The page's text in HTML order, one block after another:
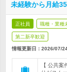
未経験から月給
正社員 職種・業種
第二新卒歓迎
情報更新日：2026/07/
【 公共